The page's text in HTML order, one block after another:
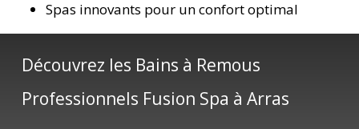
Spas innovants pour un confort optimal
Découvrez les Bains à Remous
Professionnels Fusion Spa à Arras